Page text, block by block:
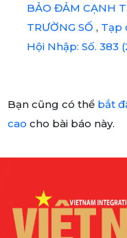
BẢO ĐẢM CẠNH
TRƯỜNG SỐ , Tạp
Hội Nhập: Số. 383
Bạn cũng có thể bắt
cao cho bài báo này.